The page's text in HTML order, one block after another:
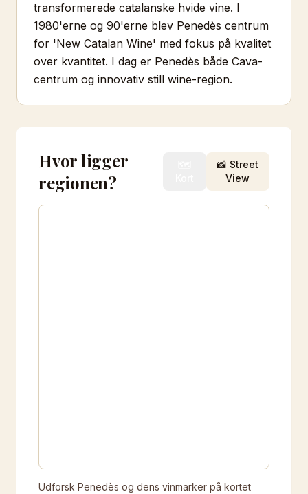
transformerede catalanske hvide vine. I
1980'erne og 90'erne blev Penedès centrum
for 'New Catalan Wine' med fokus på kvalitet
over kvantitet. I dag er Penedès både Cava-
centrum og innovativ still wine-region.
Hvor ligger
regionen?
📸 Street
View
Udforsk Penedès og dens vinmarker på kortet